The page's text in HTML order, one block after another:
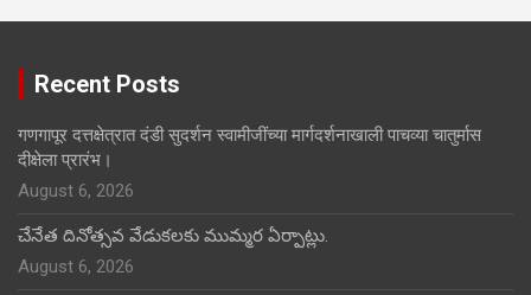
Recent Posts
गणगापूर दत्तक्षेत्रात दंडी सुदर्शन स्वामीजींच्या मार्गदर्शनाखाली पाचव्या चातुर्मास
दीक्षेला प्रारंभ।
August 6, 2026
చేనేత దినోత్సవ వేడుకలకు ముమ్మర ఏర్పాట్లు.
August 6, 2026